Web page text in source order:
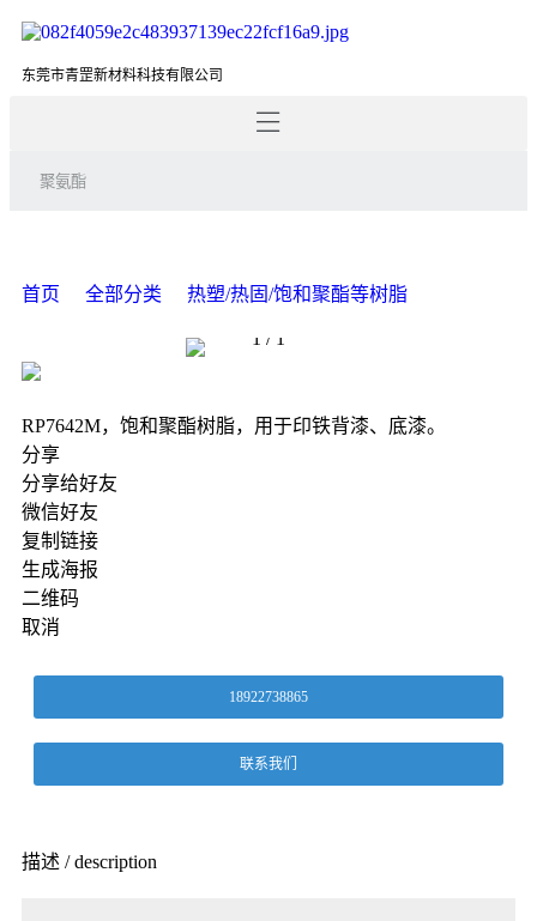
东莞市青罡新材料科技有限公司
首页 全部分类 热塑/热固/饱和聚酯等树脂
1 / 1
RP7642M，饱和聚酯树脂，用于印铁背漆、底漆。
分享
分享给好友
微信好友
复制链接
生成海报
二维码
取消
18922738865
联系我们
描述 / description